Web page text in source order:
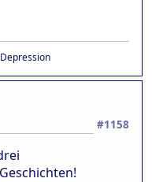
#1158